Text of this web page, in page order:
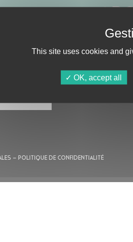
– POLITIQUE DE CONFIDENTIALITÉ
This site uses cookies and
OK, accept all